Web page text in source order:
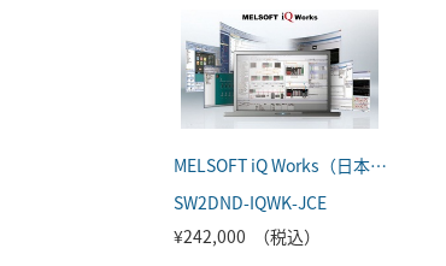
MELSOFT iQ Works（日本語版）
SW2DND-IQWK-JCE
¥242,000 （税込）